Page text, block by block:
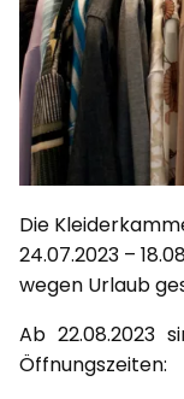
Die
24.07.2023 –
wegen Urlaub
Ab 22.08.2023
Öffnungszeiten: